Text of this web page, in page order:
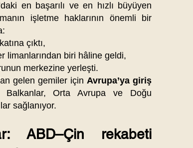
en başarılı ve en hızlı büyüyen
işletme haklarının önemli bir
çıktı,
limanlarından biri hâline geldi,
merkezine yerleşti.
gelen gemiler için Avrupa’ya giriş
Balkanlar, Orta Avrupa ve Doğu
sağlanıyor.
ABD–Çin rekabeti